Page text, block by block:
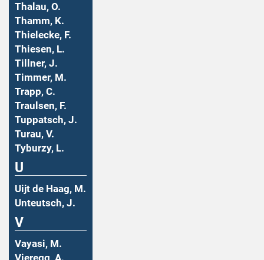
Thalau, O.
Thamm, K.
Thielecke, F.
Thiesen, L.
Tillner, J.
Timmer, M.
Trapp, C.
Traulsen, F.
Tuppatsch, J.
Turau, V.
Tyburzy, L.
U
Uijt de Haag, M.
Unteutsch, J.
V
Vayasi, M.
Vieregg, A.